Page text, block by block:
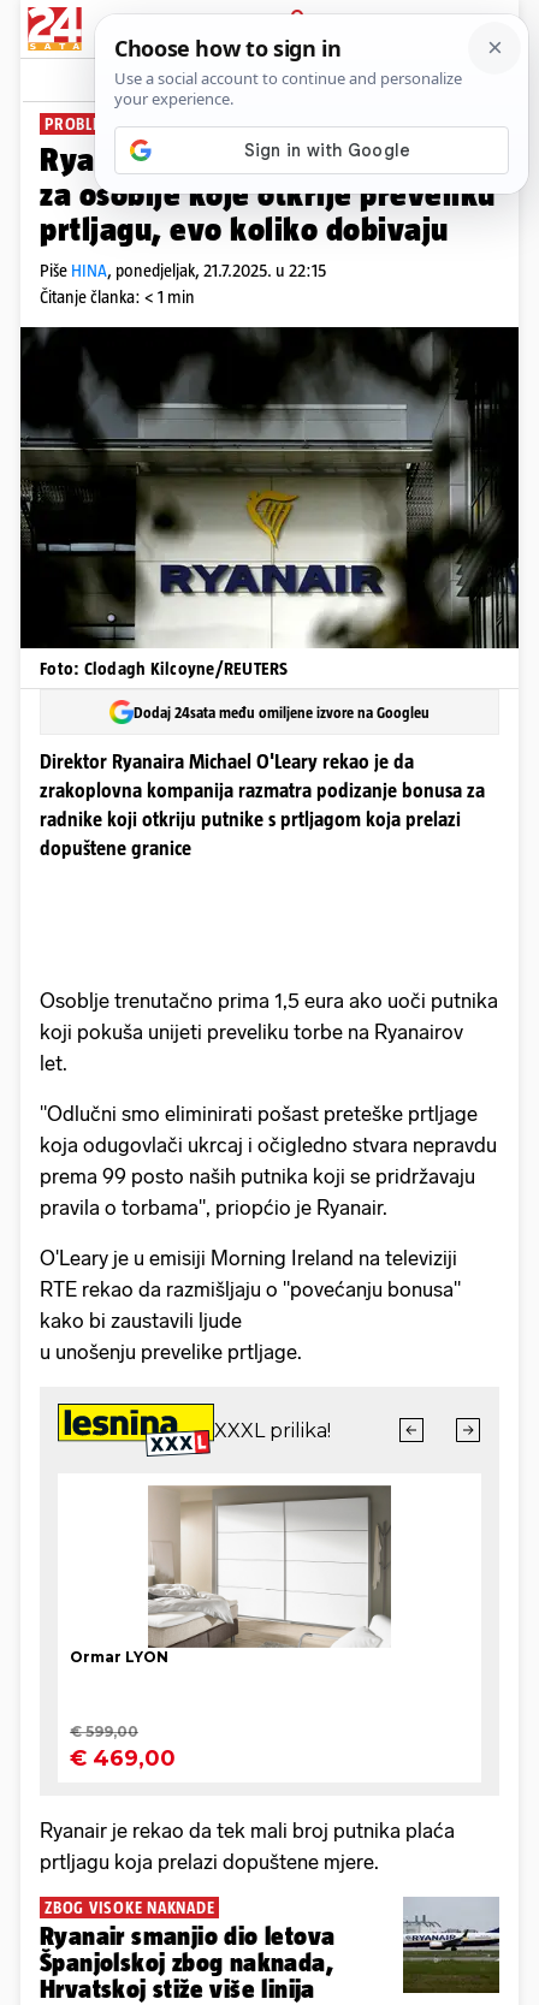
PRIJAVA
News Komentari
PROBLEMI S PUTNIM TORBAMA
Ryanair planira uvećati bonuse
za osoblje koje otkrije preveliku
prtljagu, evo koliko dobivaju
Piše HINA, ponedjeljak, 21.7.2025. u 22:15
Čitanje članka: < 1 min
Foto: Clodagh Kilcoyne/REUTERS
Dodaj 24sata među omiljene izvore na Googleu
Direktor Ryanaira Michael O'Leary rekao je da
zrakoplovna kompanija razmatra podizanje bonusa za
radnike koji otkriju putnike s prtljagom koja prelazi
dopuštene granice
Osoblje trenutačno prima 1,5 eura ako uoči putnika
koji pokuša unijeti preveliku torbe na Ryanairov
let.
"Odlučni smo eliminirati pošast preteške prtljage
koja odugovlači ukrcaj i očigledno stvara nepravdu
prema 99 posto naših putnika koji se pridržavaju
pravila o torbama", priopćio je Ryanair.
O'Leary je u emisiji Morning Ireland na televiziji
RTE rekao da razmišljaju o "povećanju bonusa"
kako bi zaustavili ljude
u unošenju prevelike prtljage.
Ryanair je rekao da tek mali broj putnika plaća
prtljagu koja prelazi dopuštene mjere.
ZBOG VISOKE NAKNADE
Ryanair smanjio dio letova
Španjolskoj zbog naknada,
Hrvatskoj stiže više linija